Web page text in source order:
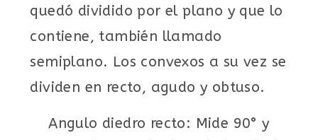
quedó dividido por el plano y que lo
contiene, también llamado
semiplano. Los convexos a su vez se
dividen en recto, agudo y obtuso.
Angulo diedro recto: Mide 90° y